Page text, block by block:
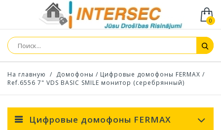
0
На главную / Домофоны / Цифровые домофоны FERMAX /
Ref.6556 7" VDS BASIC SMILE монитор (серебрянный)
Цифровые домофоны FERMAX